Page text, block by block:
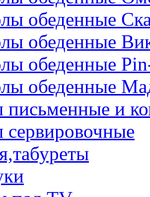
обеденные
обеденные
обеденные
обеденные
письменные и
сервировочные